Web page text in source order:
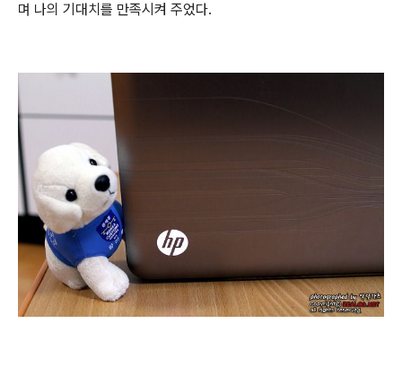
며 나의 기대치를 만족시켜 주었다.